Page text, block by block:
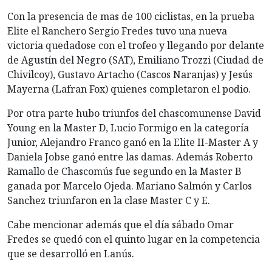
Con la presencia de mas de 100 ciclistas, en la prueba
Elite el Ranchero Sergio Fredes tuvo una nueva
victoria quedadose con el trofeo y llegando por delante
de Agustín del Negro (SAT), Emiliano Trozzi (Ciudad de
Chivilcoy), Gustavo Artacho (Cascos Naranjas) y Jesús
Mayerna (Lafran Fox) quienes completaron el podio.
Por otra parte hubo triunfos del chascomunense David
Young en la Master D, Lucio Formigo en la categoría
Junior, Alejandro Franco ganó en la Elite II-Master A y
Daniela Jobse ganó entre las damas. Además Roberto
Ramallo de Chascomús fue segundo en la Master B
ganada por Marcelo Ojeda. Mariano Salmón y Carlos
Sanchez triunfaron en la clase Master C y E.
Cabe mencionar además que el día sábado Omar
Fredes se quedó con el quinto lugar en la competencia
que se desarrolló en Lanús.